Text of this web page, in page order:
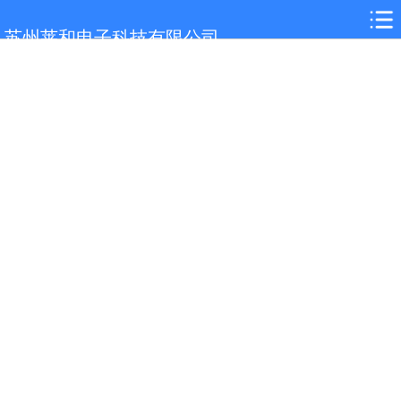
苏州莱和电子科技有限公司
网站首页